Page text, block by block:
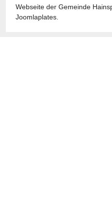
Webseite der Gemeinde
Joomlaplates